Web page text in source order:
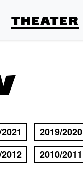
THEATER
2019/2020
2010/2011